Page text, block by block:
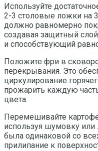
Используйте
2-3 столовые ложки на
должно равномерно
создавая защитный
и способствующий
Положите фри в
перекрывания. Это
циркулирование
прожарить каждую
цвета.
Перемешивайте
используя шумовку или
была одинаковой со
прилипание к